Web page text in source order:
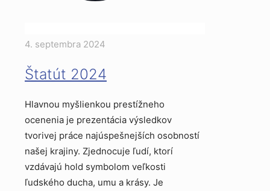
4. septembra 2024
Štatút 2024
Hlavnou myšlienkou prestížneho
ocenenia je prezentácia výsledkov
tvorivej práce najúspešnejších osobností
našej krajiny. Zjednocuje ľudí, ktorí
vzdávajú hold symbolom veľkosti
ľudského ducha, umu a krásy. Je